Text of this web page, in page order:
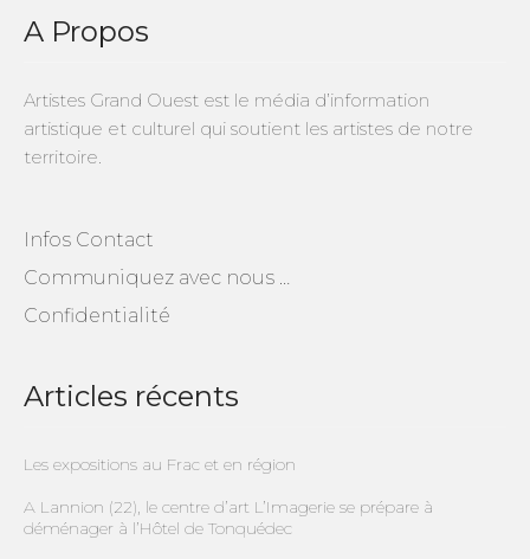
A Propos
Artistes Grand Ouest est le média d’information
artistique et culturel qui soutient les artistes de notre
territoire.
Infos Contact
Communiquez avec nous …
Confidentialité
Articles récents
Les expositions au Frac et en région
A Lannion (22), le centre d’art L’Imagerie se prépare à
déménager à l’Hôtel de Tonquédec